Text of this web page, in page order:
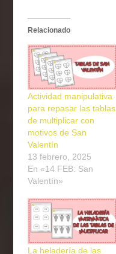
Relacionado
Actividad manipulativa
para repasar las tablas
de multiplicar con
motivos de San
Valentín
13 febrero, 2025
En «14 FEB: San
Valentín»
La heladería de las